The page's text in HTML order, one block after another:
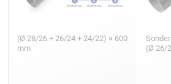
(Ø 28/26 + 26/24 + 24/22) × 600
mm
(Ø 26/